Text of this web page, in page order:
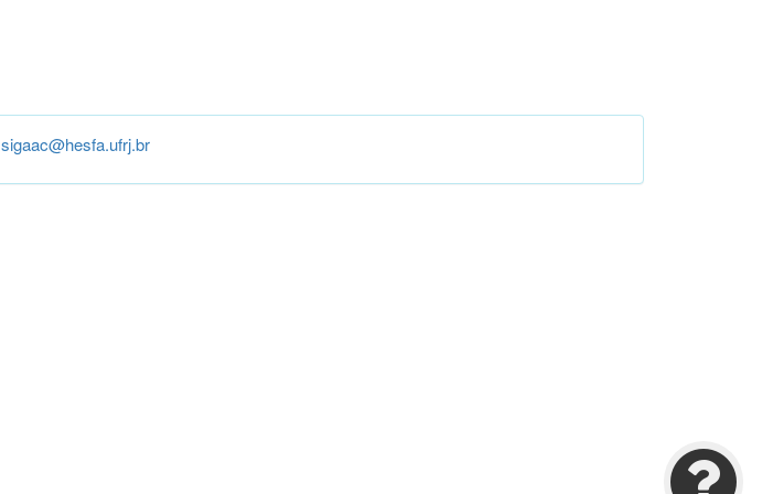
sigaac@hesfa.ufrj.br